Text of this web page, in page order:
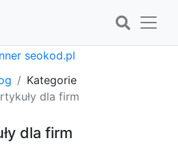
Kategorie
dla firm
dla firm